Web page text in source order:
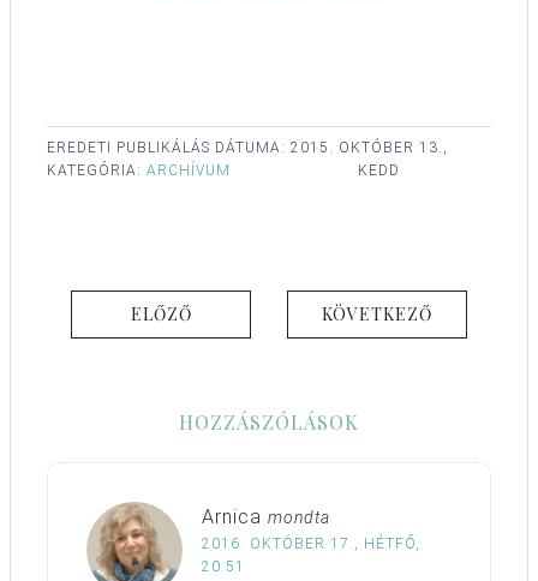
EREDETI PUBLIKÁLÁS DÁTUMA: 2015. OKTÓBER 13.,
KEDD
KATEGÓRIA: ARCHÍVUM
ELŐZŐ KÖVETKEZŐ
HOZZÁSZÓLÁSOK
Arnica mondta
2016. OKTÓBER 17., HÉTFŐ,
20:51